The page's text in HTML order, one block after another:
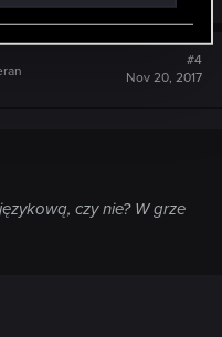
#4
Nov 20, 2017
czy nie? W grze